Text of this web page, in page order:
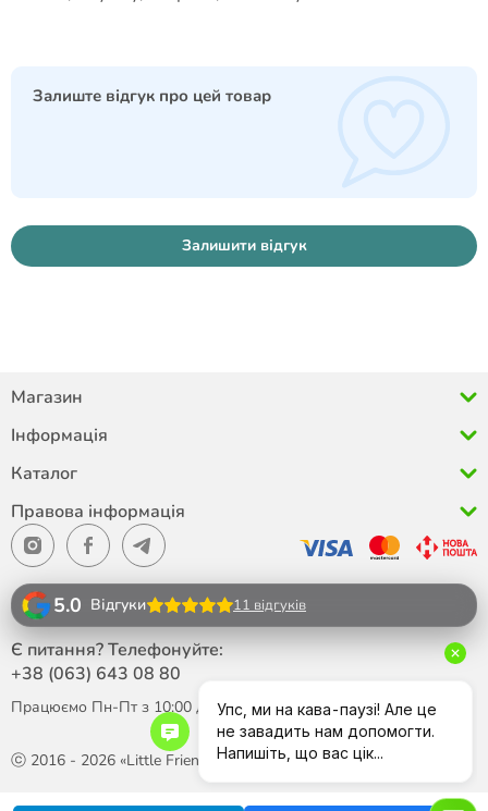
Залиште відгук про цей товар
Залишити відгук
Магазин
Інформація
Каталог
Правова інформація
ⓒ 2016 - 2026 «Little Friend»
5.0 Відгуки 11 відгуків
Є питання? Телефонуйте:
+38 (063) 643 08 80
Працюємо Пн-Пт з 10:00 до 18:00